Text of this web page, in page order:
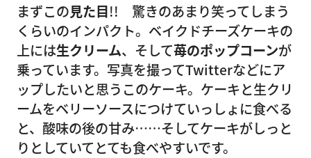
まずこの見た目!! 驚きのあまり笑ってしまう
くらいのインパクト。ベイクドチーズケーキの
上には生クリーム、そして苺のポップコーンが
乗っています。写真を撮ってTwitterなどにア
ップしたいと思うこのケーキ。ケーキと生クリ
ームをベリーソースにつけていっしょに食べる
と、酸味の後の甘み……そしてケーキがしっと
りとしていてとても食べやすいです。